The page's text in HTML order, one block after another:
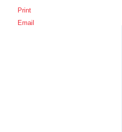
Print
Email